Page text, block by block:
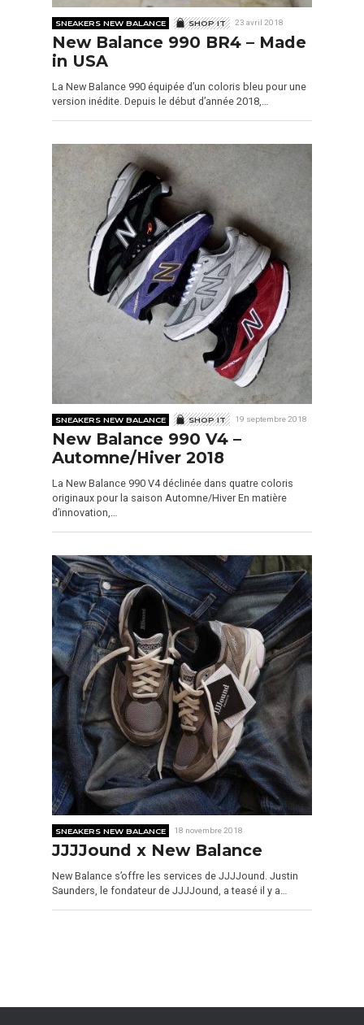
SNEAKERS NEW BALANCE SHOP IT 23 avril 2018
New Balance 990 BR4 – Made
in USA
La New Balance 990 équipée d’un coloris bleu pour une
version inédite. Depuis le début d’année 2018,…
SNEAKERS NEW BALANCE SHOP IT 19 septembre 2018
New Balance 990 V4 –
Automne/Hiver 2018
La New Balance 990 V4 déclinée dans quatre coloris
originaux pour la saison Automne/Hiver En matière
d’innovation,…
SNEAKERS NEW BALANCE 18 novembre 2018
JJJJound x New Balance
New Balance s’offre les services de JJJJound. Justin
Saunders, le fondateur de JJJJound, a teasé il y a…